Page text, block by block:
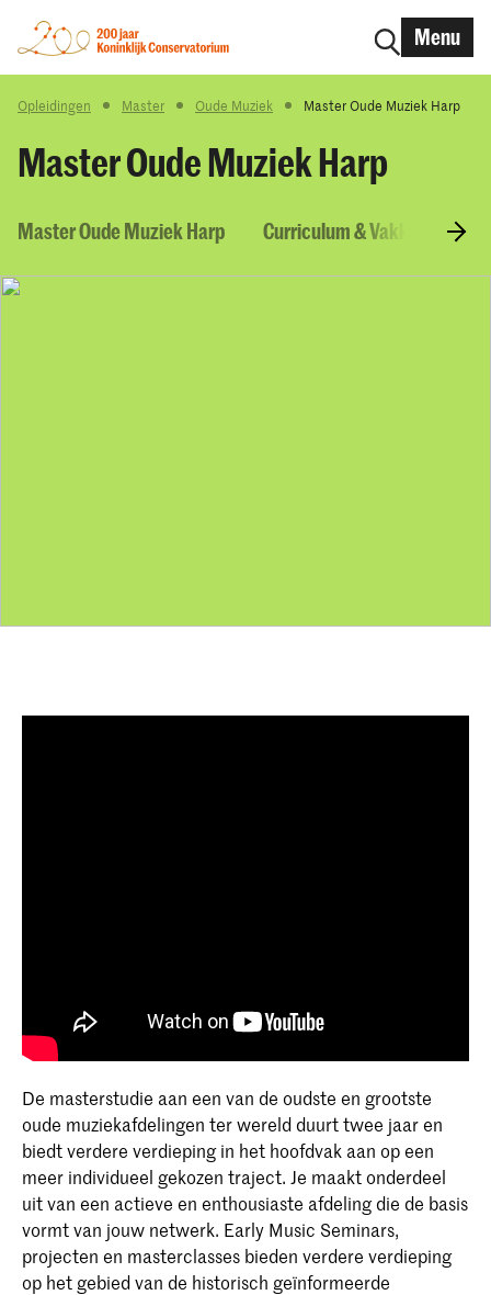
Menu
Opleidingen Master Oude Muziek Master Oude Muziek Harp
Master Oude Muziek Harp
Master Oude Muziek Harp Curriculum & Vakken
De masterstudie aan een van de oudste en grootste
oude muziekafdelingen ter wereld duurt twee jaar en
biedt verdere verdieping in het hoofdvak aan op een
meer individueel gekozen traject. Je maakt onderdeel
uit van een actieve en enthousiaste afdeling die de basis
vormt van jouw netwerk. Early Music Seminars,
projecten en masterclasses bieden verdere verdieping
op het gebied van de historisch geïnformeerde